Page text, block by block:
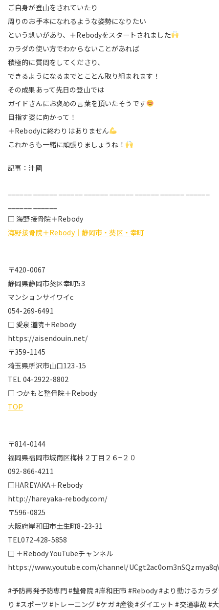
ご自身が登山をされていたり
周りのお手本になれるような姿勢になりたい
という想いがあり、＋Rebodyをスタートされました
カラダの使い方でわからないことがあれば
積極的に質問をしてくださり、
できるようになるまでとことん取り組まれます！
その成果あって先日の登山では
ガイドさんにお褒めの言葉を頂いたそうです
目指す姿に向かって！
＋Rebodyに終わりはありません
これからも一緒に頑張りましょうね！
記事：津國
□ 海野接骨院＋Rebody
海野接骨院＋Rebody｜静岡市・葵区・幸町
〒420-0067
静岡県静岡市葵区幸町53
マンションサイワイc
054-269-6491
□ 愛泉道院＋Rebody
https://aisendouin.net/
〒359-1145
埼玉県所沢市山口123-15
TEL 04-2922-8802
□ つかもと整骨院＋Rebody
TOP
〒814-0144
福岡県福岡市城南区梅林２丁目２６−２０
092-866-4211
□HAREYAKA＋Rebody
http://hareyaka-rebody.com/
〒596-0825
大阪府岸和田市土生町8-23-31
TEL072-428-5858
□ ＋Rebody YouTubeチャンネル
https://www.youtube.com/channel/
#予防再発予防専門 #整骨院 #岸和田市 #Rebody #より動けるカラ
り #スポーツ #トレーニング #ケガ #産後 #ダイエット #交通事故 #